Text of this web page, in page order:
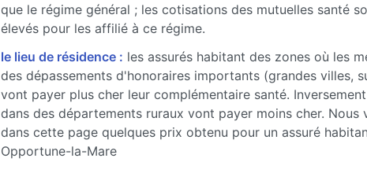
que le régime général ; les cotisations des mutuelles santé
élevés pour les affilié à ce régime.
le lieu de résidence : les assurés habitant des zones où les
des dépassements d'honoraires importants (grandes villes,
vont payer plus cher leur complémentaire santé.
dans des départements ruraux vont payer moins cher. Nous
dans cette page quelques prix obtenu pour un assuré
Opportune-la-Mare